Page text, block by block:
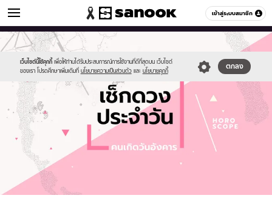
เข้าสู่ระบบสมาชิก
ดูดวง หมวดอื่นๆ
เว็บไซต์นี้ใช้คุกกี้ เพื่อให้ท่านได้รับประสบการณ์การใช้งานที่ดีที่สุดบน เว็บไซต์
ของเรา โปรดศึกษาเพิ่มเติมที่ นโยบายความเป็นส่วนตัว และ นโยบายคุกกี้
ตกลง
Sanook
//s.isanook.com/sr/0/images/logo-
new-
sanook.png
600
60
//s.isanook.com/ho/0/ud/fxd/day/daily-
horoscope-
tuesday.jpg